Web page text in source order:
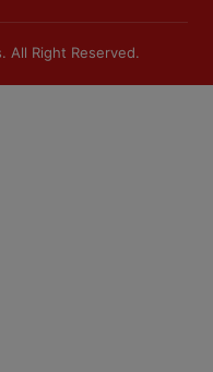
. All Right Reserved.